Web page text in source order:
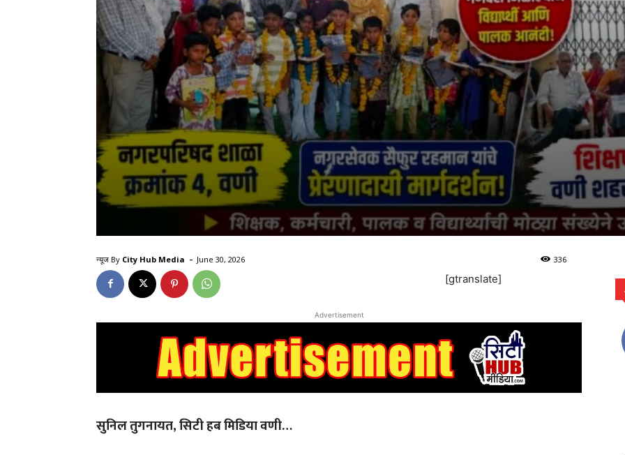
न्यूज By City Hub Media - June 30, 2026 336
[gtranslate]
Advertisement
सुनिल तुगनायत, सिटी हब मिडिया वणी…